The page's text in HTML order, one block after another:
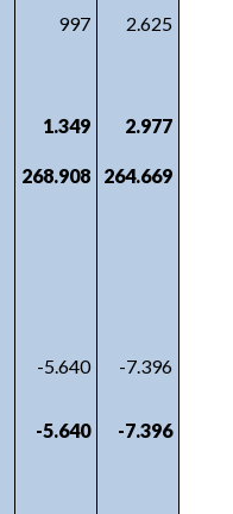
997
2.625
1.349 2.977
268.908 264.669
-5.640 -7.396
-5.640 -7.396